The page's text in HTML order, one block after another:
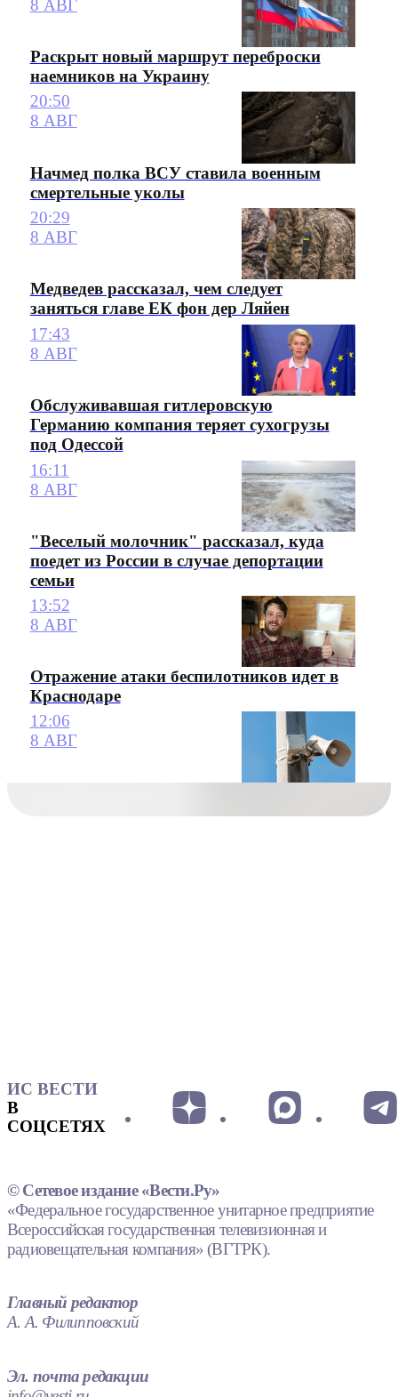
8 АВГ
Раскрыт новый маршрут переброски
наемников на Украину
20:50
8 АВГ
Начмед полка ВСУ ставила военным
смертельные уколы
20:29
8 АВГ
Медведев рассказал, чем следует
заняться главе ЕК фон дер Ляйен
17:43
8 АВГ
Обслуживавшая гитлеровскую
Германию компания теряет сухогрузы
под Одессой
16:11
8 АВГ
"Веселый молочник" рассказал, куда
поедет из России в случае депортации
семьи
13:52
8 АВГ
Отражение атаки беспилотников идет в
Краснодаре
12:06
8 АВГ
ИС ВЕСТИ
В
СОЦСЕТЯХ
© Сетевое издание «Вести.Ру»
«Федеральное государственное унитарное предприятие
Всероссийская государственная телевизионная и
радиовещательная компания» (ВГТРК).
Главный редактор
А. А. Филипповский
Эл. почта редакции